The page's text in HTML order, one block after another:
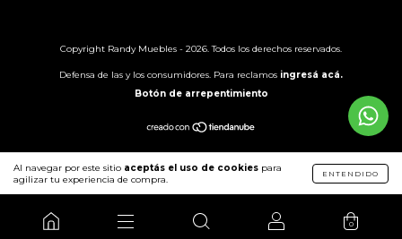
Al navegar por este sitio aceptás el uso de cookies para
agilizar tu experiencia de compra.
ENTENDIDO
0
Copyright Randy Muebles - 2026. Todos los derechos reservados.
Defensa de las y los consumidores. Para reclamos ingresá acá.
Botón de arrepentimiento